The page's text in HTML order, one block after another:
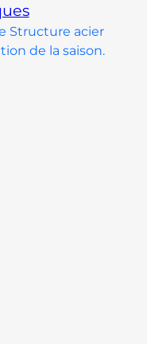
Structure acier
de la saison.